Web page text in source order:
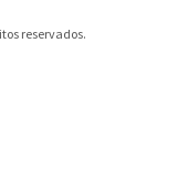
reservados.